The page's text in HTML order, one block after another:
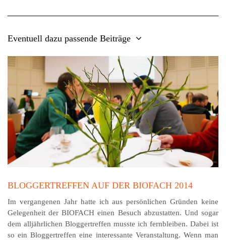
Eventuell dazu passende Beiträge
BLOGGERTREFFEN AUF DER BIOFACH 2014
Im vergangenen Jahr hatte ich aus persönlichen Gründen keine
Gelegenheit der BIOFACH einen Besuch abzustatten. Und sogar
dem alljährlichen Bloggertreffen musste ich fernbleiben. Dabei ist
so ein Bloggertreffen eine interessante Veranstaltung. Wenn man